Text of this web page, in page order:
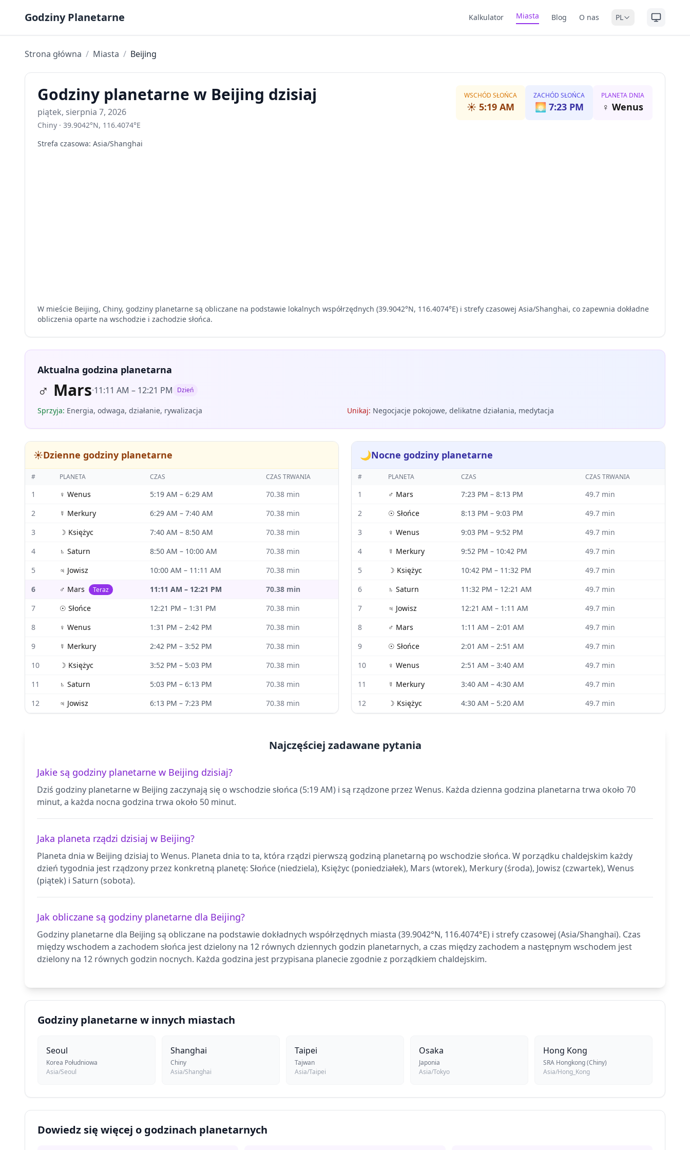
Godziny Planetarne Kalkulator Miasta Blog O nas PL
Strona główna / Miasta / Beijing
Godziny planetarne w Beijing dzisiaj
piątek, sierpnia 7, 2026
Chiny · 39.9042°N, 116.4074°E
WSCHÓD SŁOŃCA
☀️ 5:19 AM
ZACHÓD SŁOŃCA
🌅 7:23 PM
PLANETA DNIA
♀ Wenus
Strefa czasowa: Asia/Shanghai
W mieście Beijing, Chiny, godziny planetarne są obliczane na podstawie lokalnych współrzędnych (39.9042°N, 116.4074°E) i strefy czasowej Asia/Shanghai, co zapewnia dokładne
obliczenia oparte na wschodzie i zachodzie słońca.
Aktualna godzina planetarna
♂ Mars·11:11 AM – 12:21 PM Dzień
Sprzyja: Energia, odwaga, działanie, rywalizacja Unikaj: Negocjacje pokojowe, delikatne działania, medytacja
☀️Dzienne godziny planetarne
# PLANETA CZAS CZAS TRWANIA
1 ♀ Wenus 5:19 AM – 6:29 AM 70.38 min
2
☿ Merkury 6:29 AM – 7:40 AM 70.38 min
3
☽ Księżyc 7:40 AM – 8:50 AM 70.38 min
4
♄ Saturn 8:50 AM – 10:00 AM 70.38 min
5
♃ Jowisz 10:00 AM – 11:11 AM 70.38 min
6
♂ Mars Teraz 11:11 AM – 12:21 PM 70.38 min
7
☉ Słońce 12:21 PM – 1:31 PM 70.38 min
8
♀ Wenus 1:31 PM – 2:42 PM 70.38 min
9
☿ Merkury 2:42 PM – 3:52 PM 70.38 min
10
☽ Księżyc 3:52 PM – 5:03 PM 70.38 min
11
♄ Saturn 5:03 PM – 6:13 PM 70.38 min
12
♃ Jowisz 6:13 PM – 7:23 PM 70.38 min
🌙Nocne godziny planetarne
# PLANETA CZAS CZAS TRWANIA
1 ♂ Mars 7:23 PM – 8:13 PM 49.7 min
2
☉ Słońce 8:13 PM – 9:03 PM 49.7 min
3
♀ Wenus 9:03 PM – 9:52 PM 49.7 min
4
☿ Merkury 9:52 PM – 10:42 PM 49.7 min
5
☽ Księżyc 10:42 PM – 11:32 PM 49.7 min
6
♄ Saturn 11:32 PM – 12:21 AM 49.7 min
7
♃ Jowisz 12:21 AM – 1:11 AM 49.7 min
8
♂ Mars 1:11 AM – 2:01 AM 49.7 min
9
☉ Słońce 2:01 AM – 2:51 AM 49.7 min
10
♀ Wenus 2:51 AM – 3:40 AM 49.7 min
11
☿ Merkury 3:40 AM – 4:30 AM 49.7 min
12
☽ Księżyc 4:30 AM – 5:20 AM 49.7 min
Najczęściej zadawane pytania
Jakie są godziny planetarne w Beijing dzisiaj?
Dziś godziny planetarne w Beijing zaczynają się o wschodzie słońca (5:19 AM) i są rządzone przez Wenus. Każda dzienna godzina planetarna trwa około 70
minut, a każda nocna godzina trwa około 50 minut.
Jaka planeta rządzi dzisiaj w Beijing?
Planeta dnia w Beijing dzisiaj to Wenus. Planeta dnia to ta, która rządzi pierwszą godziną planetarną po wschodzie słońca. W porządku chaldejskim każdy
dzień tygodnia jest rządzony przez konkretną planetę: Słońce (niedziela), Księżyc (poniedziałek), Mars (wtorek), Merkury (środa), Jowisz (czwartek), Wenus
(piątek) i Saturn (sobota).
Jak obliczane są godziny planetarne dla Beijing?
Godziny planetarne dla Beijing są obliczane na podstawie dokładnych współrzędnych miasta (39.9042°N, 116.4074°E) i strefy czasowej (Asia/Shanghai). Czas
między wschodem a zachodem słońca jest dzielony na 12 równych dziennych godzin planetarnych, a czas między zachodem a następnym wschodem jest
dzielony na 12 równych godzin nocnych. Każda godzina jest przypisana planecie zgodnie z porządkiem chaldejskim.
Godziny planetarne w innych miastach
Seoul
Korea Południowa
Asia/Seoul
Shanghai
Chiny
Asia/Shanghai
Taipei
Tajwan
Asia/Taipei
Osaka
Japonia
Asia/Tokyo
Hong Kong
SRA Hongkong (Chiny)
Asia/Hong_Kong
Dowiedz się więcej o godzinach planetarnych